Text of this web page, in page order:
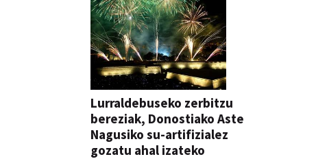
Lurraldebuseko zerbitzu
bereziak, Donostiako Aste
Nagusiko su-artifizialez
gozatu ahal izateko